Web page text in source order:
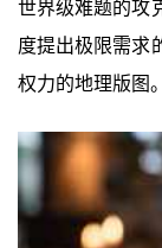
世界级难题的攻
度提出极限需求
权力的地理版图。